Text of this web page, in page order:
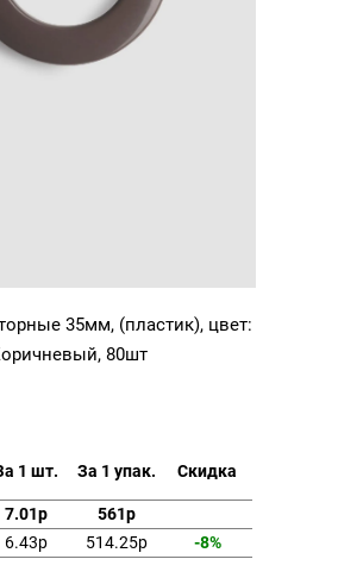
35мм, (пластик), цвет:
80шт
1 шт. За 1 упак. Скидка
7.01р
561р
6.43р 514.25р -8%